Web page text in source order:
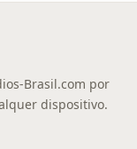
Brasil.com por
dispositivo.